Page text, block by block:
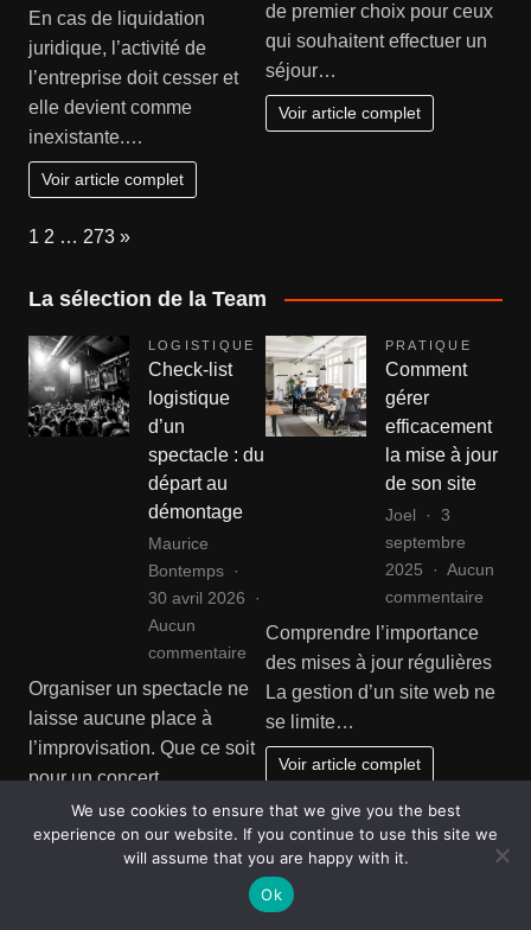
En cas de liquidation
juridique, l’activité de
l’entreprise doit cesser et
elle devient comme
inexistante.…
Voir article complet
de premier choix pour ceux
qui souhaitent effectuer un
séjour…
Voir article complet
Page:
1 2 … 273 Next
»
La sélection de la Team
LOGISTIQUE
Check-list
logistique
d’un
spectacle : du
départ au
démontage
Maurice
Bontemps
30 avril 2026
Aucun
commentairesur
logistique
d’un
:
du
départ
au
Organiser un spectacle ne
laisse aucune place à
l’improvisation. Que ce soit
pour un concert,…
Voir article complet
PRATIQUE
Comment
gérer
efficacement
la mise à jour
de son site
Joel
3
septembre
2025
Aucun
commentaire
la
jour
son
site
Comprendre l’importance
des mises à jour régulières
La gestion d’un site web ne
se limite…
Voir article complet
Sécuriser sa
We use cookies to ensure that we give you the best
experience on our website. If you continue to use this site we
will assume that you are happy with it.
Ok